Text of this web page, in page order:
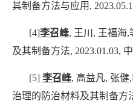
其制备方法与应用 ,
[4]李召峰, 王川 , 王福海,
及其制备方法, 2023.01.03,
[5] 李召峰, 高益凡, 张健,
治理的防治材料及其制备方